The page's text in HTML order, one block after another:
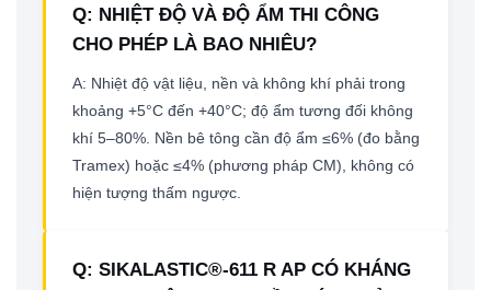
Q: NHIỆT ĐỘ VÀ ĐỘ ẨM THI CÔNG
CHO PHÉP LÀ BAO NHIÊU?
A: Nhiệt độ vật liệu, nền và không khí phải trong
khoảng +5°C đến +40°C; độ ẩm tương đối không
khí 5–80%. Nền bê tông cần độ ẩm ≤6% (đo bằng
Tramex) hoặc ≤4% (phương pháp CM), không có
hiện tượng thấm ngược.
Q: SIKALASTIC®-611 R AP CÓ KHÁNG